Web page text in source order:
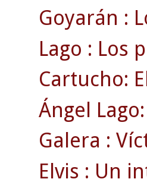
Goyarán :
Lago : Los
Cartucho:
Ángel
Galera :
Elvis : Un